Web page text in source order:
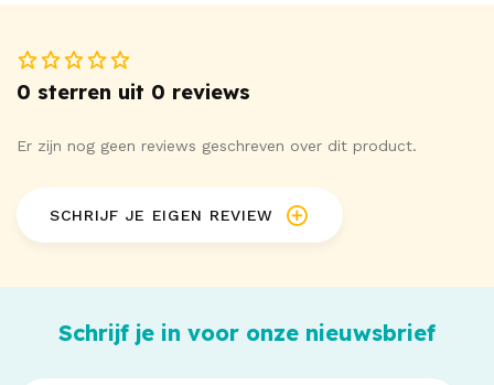
0 sterren uit 0 reviews
Er zijn nog geen reviews geschreven over dit product.
SCHRIJF JE EIGEN REVIEW
Schrijf je in voor onze nieuwsbrief